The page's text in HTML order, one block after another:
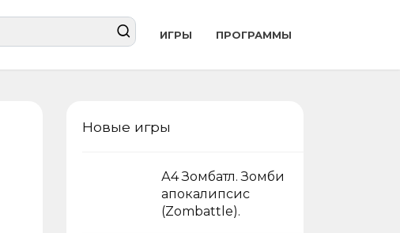
ИГРЫ ПРОГРАММЫ
Новые игры
А4 Зомбатл. Зомби
апокалипсис
(Zombattle).